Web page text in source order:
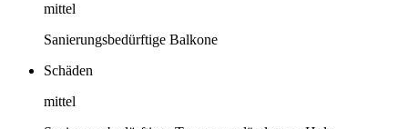
mittel
Sanierungsbedürftige Balkone
Schäden
mittel